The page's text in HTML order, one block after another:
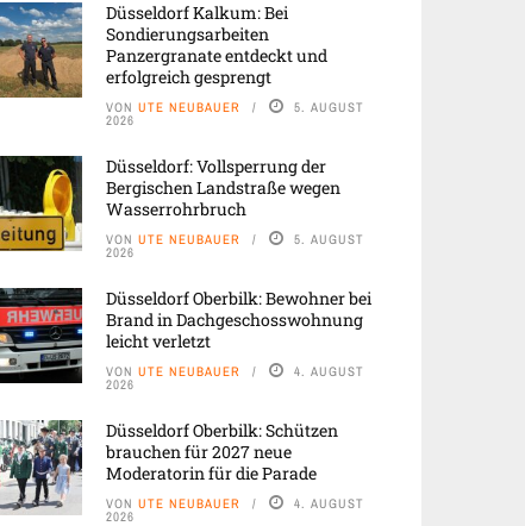
Düsseldorf Kalkum: Bei
Sondierungsarbeiten
Panzergranate entdeckt und
erfolgreich gesprengt
VON UTE NEUBAUER 5. AUGUST
2026
Düsseldorf: Vollsperrung der
Bergischen Landstraße wegen
Wasserrohrbruch
VON UTE NEUBAUER 5. AUGUST
2026
Düsseldorf Oberbilk: Bewohner bei
Brand in Dachgeschosswohnung
leicht verletzt
VON UTE NEUBAUER 4. AUGUST
2026
Düsseldorf Oberbilk: Schützen
brauchen für 2027 neue
Moderatorin für die Parade
VON UTE NEUBAUER 4. AUGUST
2026